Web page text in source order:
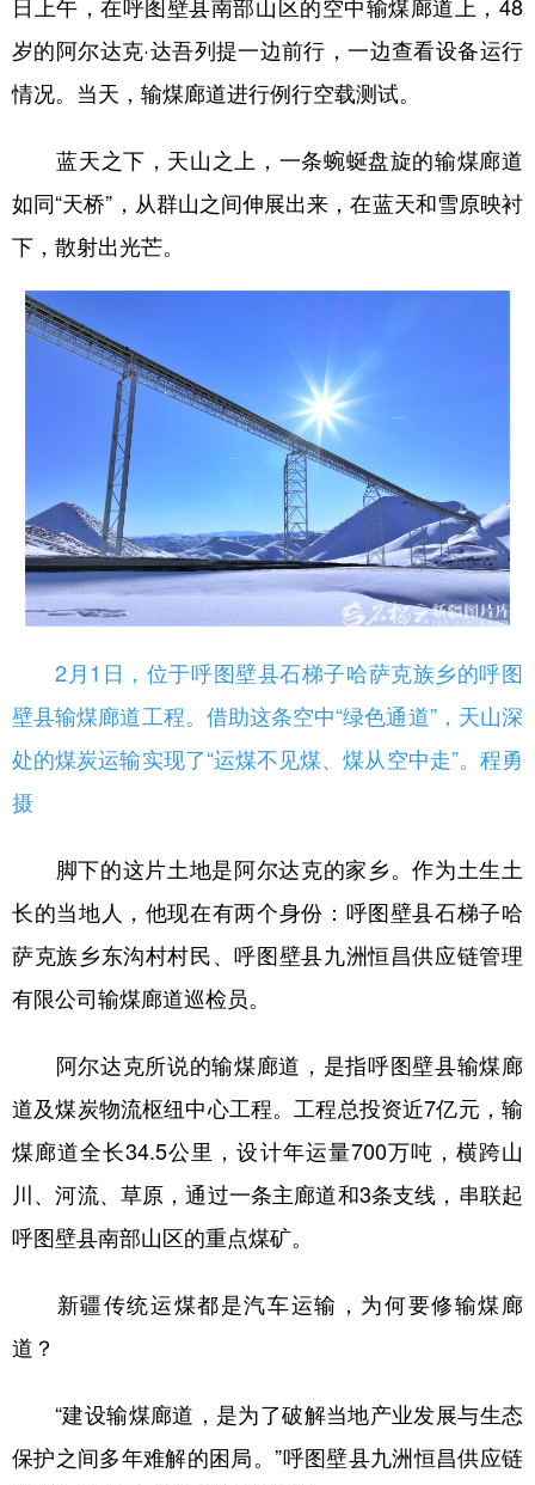
岁的阿尔达克·达吾列提一边前行，一边查看设备运行
情况。当天，输煤廊道进行例行空载测试。
蓝天之下，天山之上，一条蜿蜒盘旋的输煤廊道
如同“天桥”，从群山之间伸展出来，在蓝天和雪原映衬
下，散射出光芒。
2月1日，位于呼图壁县石梯子哈萨克族乡的呼图
壁县输煤廊道工程。借助这条空中“绿色通道”，天山深
处的煤炭运输实现了“运煤不见煤、煤从空中走”。程勇
摄
脚下的这片土地是阿尔达克的家乡。作为土生土
长的当地人，他现在有两个身份：呼图壁县石梯子哈
萨克族乡东沟村村民、呼图壁县九洲恒昌供应链管理
有限公司输煤廊道巡检员。
阿尔达克所说的输煤廊道，是指呼图壁县输煤廊
道及煤炭物流枢纽中心工程。工程总投资近7亿元，输
煤廊道全长34.5公里，设计年运量700万吨，横跨山
川、河流、草原，通过一条主廊道和3条支线，串联起
呼图壁县南部山区的重点煤矿。
新疆传统运煤都是汽车运输，为何要修输煤廊
道？
“建设输煤廊道，是为了破解当地产业发展与生态
保护之间多年难解的困局。”呼图壁县九洲恒昌供应链